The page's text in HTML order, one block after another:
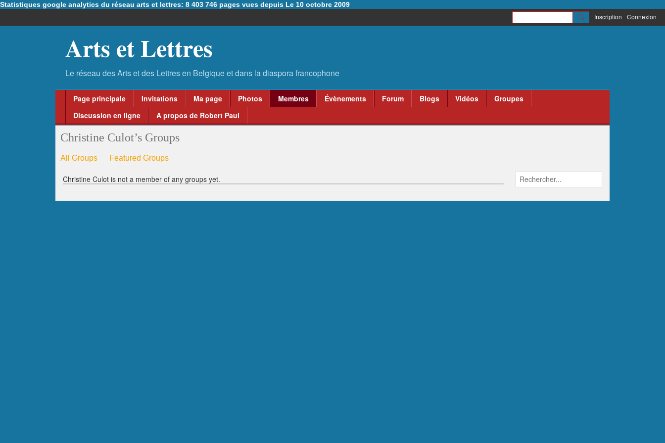
Statistiques google analytics du réseau arts et lettres: 8 403 746 pages vues depuis Le 10 octobre 2009
Inscription Connexion
Arts et Lettres
Page principale Invitations Ma page Photos Membres Évènements Forum Blogs Vidéos
Groupes
Discussion en ligne
A propos de Robert Paul
Christine Culot’s Groups
All Groups Featured Groups
Christine Culot is not a member of any groups yet.